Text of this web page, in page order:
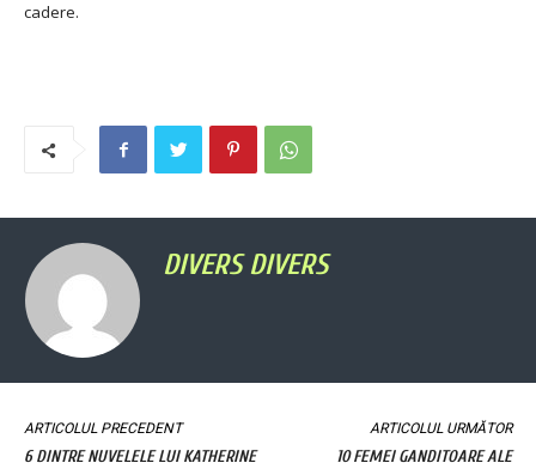
cadere.
DIVERS DIVERS
ARTICOLUL PRECEDENT
6 DINTRE NUVELELE LUI KATHERINE
ARTICOLUL URMĂTOR
10 FEMEI GANDITOARE ALE